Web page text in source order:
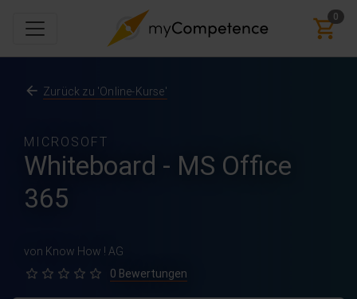
0
MICROSOFT
Whiteboard - MS Office
365
von Know How ! AG
0 Bewertungen
Zurück zu 'Online-Kurse'